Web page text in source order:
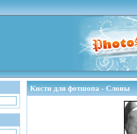
Кисти для фотшопа - Слоны